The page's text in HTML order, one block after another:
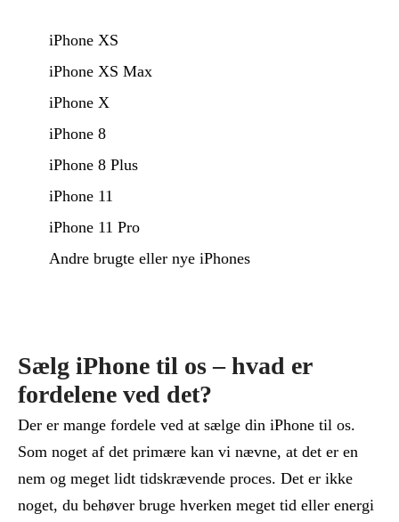
iPhone XS
iPhone XS Max
iPhone X
iPhone 8
iPhone 8 Plus
iPhone 11
iPhone 11 Pro
Andre brugte eller nye iPhones
Sælg iPhone til os – hvad er
fordelene ved det?
Der er mange fordele ved at sælge din iPhone til os.
Som noget af det primære kan vi nævne, at det er en
nem og meget lidt tidskrævende proces. Det er ikke
noget, du behøver bruge hverken meget tid eller energi